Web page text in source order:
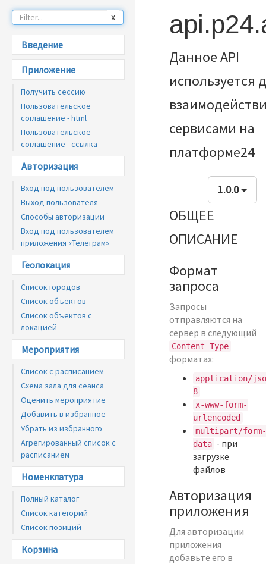
x
Введение
Приложение
Получить сессию
Пользовательское
соглашение - html
Пользовательское
соглашение - ссылка
Авторизация
Вход под пользователем
Выход пользователя
Способы авторизации
Вход под пользователем
приложения «Телеграм»
Геолокация
Список городов
Список объектов
Список объектов с
локацией
Мероприятия
Список с расписанием
Схема зала для сеанса
Оценить мероприятие
Добавить в избранное
Убрать из избранного
Агрегированный список с
расписанием
Номенклатура
Полный каталог
Список категорий
Список позиций
Корзина
Данное API
используется
сервисами на
платформе24
1.0.0
ОБЩЕЕ
ОПИСАНИЕ
Формат
запроса
Запросы
отправляются на
сервер в следующий
Content-Type
форматах:
application/
8
x-www-form-
urlencoded
multipart/form-
data - при
загрузке
файлов
Авторизация
приложения
Для авторизации
приложения
добавьте его в